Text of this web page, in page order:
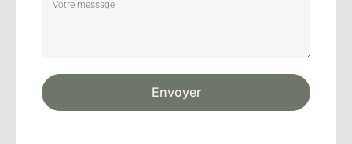
Envoyer